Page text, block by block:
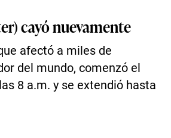
cayó nuevamente
afectó a miles de
del mundo, comenzó el
8 a.m. y se extendió hasta